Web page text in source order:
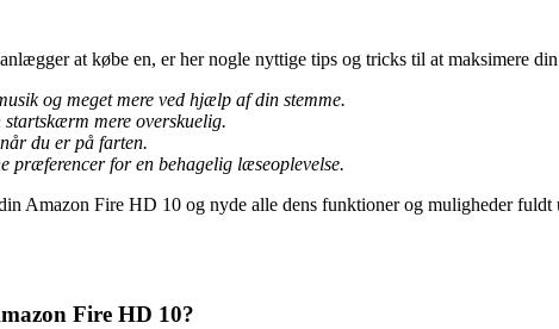
at købe en, er her nogle nyttige tips og tricks til at maksimere
og meget mere ved hjælp af din stemme.
mere overskuelig.
du er på farten.
præferencer for en behagelig læseoplevelse.
Amazon Fire HD 10 og nyde alle dens funktioner og muligheder
Fire HD 10?